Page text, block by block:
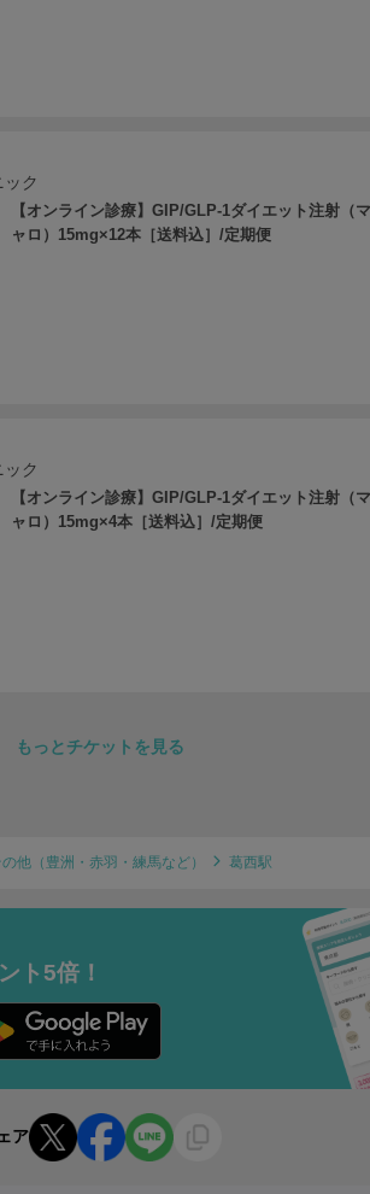
ク
【オンライン診療】GIP/GLP-1ダイエット注射（
ャロ）15mg×12本［送料込］/定期便
ク
【オンライン診療】GIP/GLP-1ダイエット注射（
ャロ）15mg×4本［送料込］/定期便
もっとチケットを見る
の他（豊洲・赤羽・練馬など） 葛西駅
ト5倍！
ア